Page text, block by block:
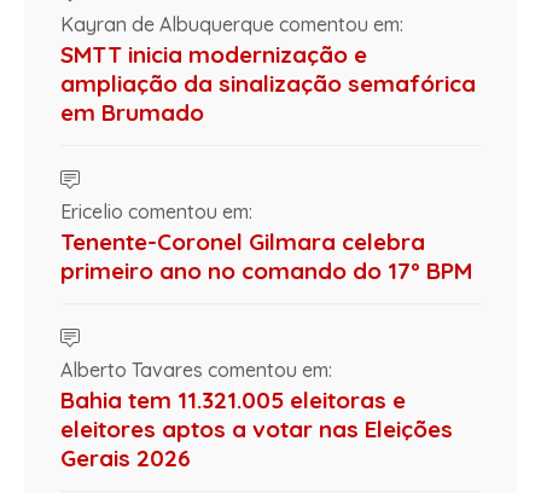
Kayran de Albuquerque comentou em:
SMTT inicia modernização e
ampliação da sinalização semafórica
em Brumado
Ericelio comentou em:
Tenente-Coronel Gilmara celebra
primeiro ano no comando do 17º BPM
Alberto Tavares comentou em:
Bahia tem 11.321.005 eleitoras e
eleitores aptos a votar nas Eleições
Gerais 2026